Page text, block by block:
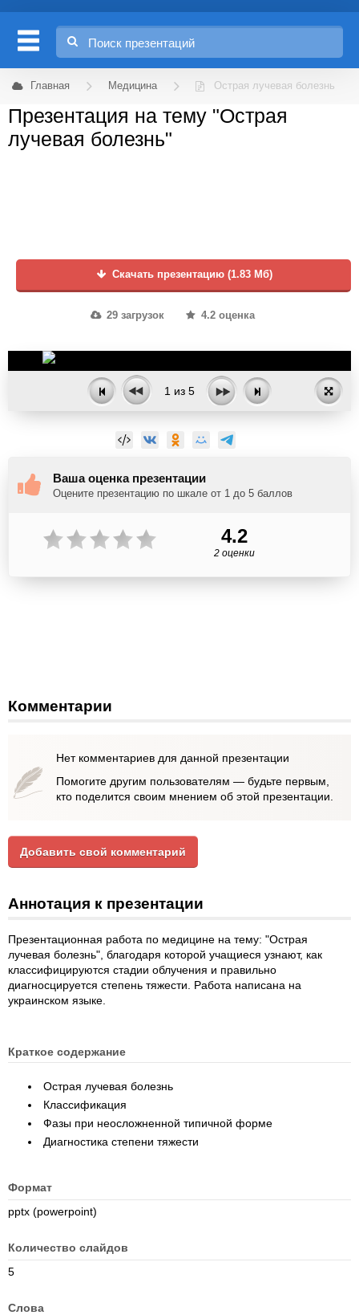
Главная Медицина Острая лучевая болезнь
Презентация на тему "Острая
лучевая болезнь"
Скачать презентацию (1.83 Мб)
29 загрузок 4.2 оценка
1 из 5
Ваша оценка презентации
Оцените презентацию по шкале от 1 до 5 баллов
4.2
2 оценки
Комментарии
Нет комментариев для данной презентации
Помогите другим пользователям — будьте первым,
кто поделится своим мнением об этой презентации.
Добавить свой комментарий
Аннотация к презентации
Презентационная работа по медицине на тему: "Острая
лучевая болезнь", благодаря которой учащиеся узнают, как
классифицируются стадии облучения и правильно
диагносцируется степень тяжести. Работа написана на
украинском языке.
Краткое содержание
Острая лучевая болезнь
Классификация
Фазы при неосложненной типичной форме
Диагностика степени тяжести
Формат
pptx (powerpoint)
Количество слайдов
5
Слова